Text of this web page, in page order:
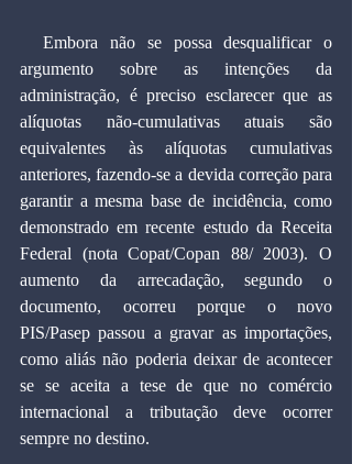
  Embora não se possa desqualificar o
argumento sobre as intenções da
administração, é preciso esclarecer que as
alíquotas não-cumulativas atuais são
equivalentes às alíquotas cumulativas
anteriores, fazendo-se a devida correção para
garantir a mesma base de incidência, como
demonstrado em recente estudo da Receita
Federal (nota Copat/Copan 88/ 2003). O
aumento da arrecadação, segundo o
documento, ocorreu porque o novo
PIS/Pasep passou a gravar as importações,
como aliás não poderia deixar de acontecer
se se aceita a tese de que no comércio
internacional a tributação deve ocorrer
sempre no destino.